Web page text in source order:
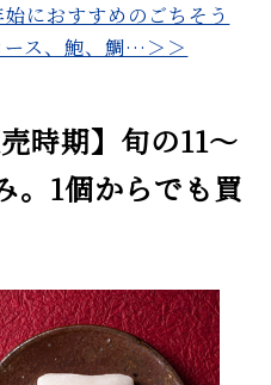
におすすめのごちそう
ース、鮑、鯛…＞＞
時期】旬の11～
。1個からでも買